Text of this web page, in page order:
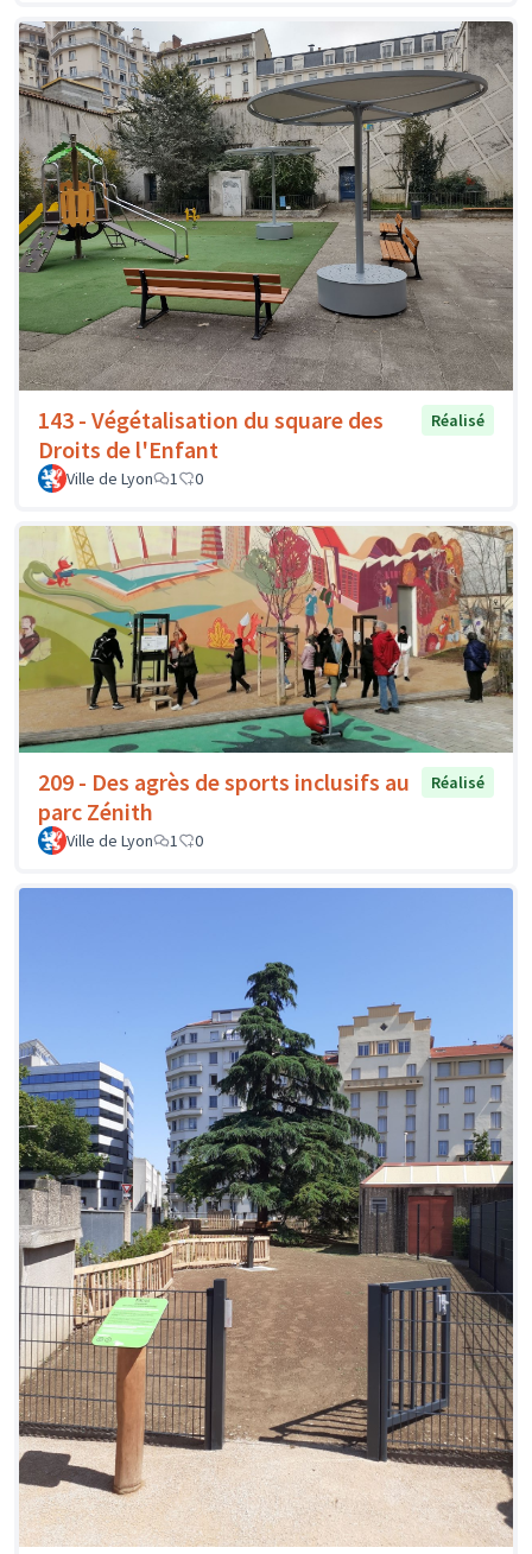
143 - Végétalisation du square des
Droits de l'Enfant
Réalisé
Ville de Lyon 1 0
209 - Des agrès de sports inclusifs au
parc Zénith
Réalisé
Ville de Lyon 1 0